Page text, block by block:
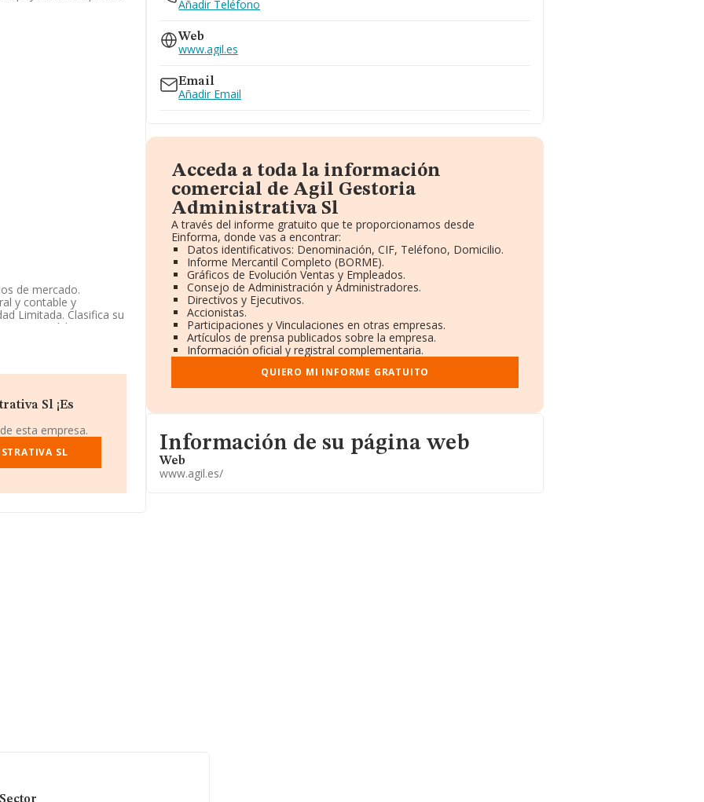
de mercado.
y contable y
Limitada. Clasifica su
código 8299.
Madrid.
empresas, la
y se calcula un
Respecto a la
de INFORMA
empresa, la antigüedad
Sl ¡Es
esta empresa.
SL
Añadir Teléfono
Web
www.agil.es
Email
Añadir Email
Acceda a toda la información
comercial de Agil Gestoria
Administrativa Sl
A través del informe gratuito que te proporcionamos desde
Einforma, donde vas a encontrar:
Datos identificativos: Denominación, CIF, Teléfono, Domicilio.
Informe Mercantil Completo (BORME).
Gráficos de Evolución Ventas y Empleados.
Consejo de Administración y Administradores.
Directivos y Ejecutivos.
Accionistas.
Participaciones y Vinculaciones en otras empresas.
Artículos de prensa publicados sobre la empresa.
Información oficial y registral complementaria.
QUIERO MI INFORME GRATUITO
Informacion de su página web
Información de su página web
Web
www.agil.es/